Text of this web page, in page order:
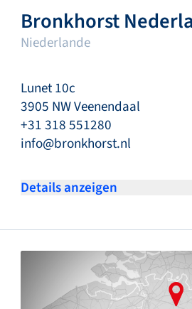
Bronkhorst
Niederlande
Lunet 10c
3905 NW Veenendaal
+31 318 551280
info@bronkhorst.nl
Details anzeigen